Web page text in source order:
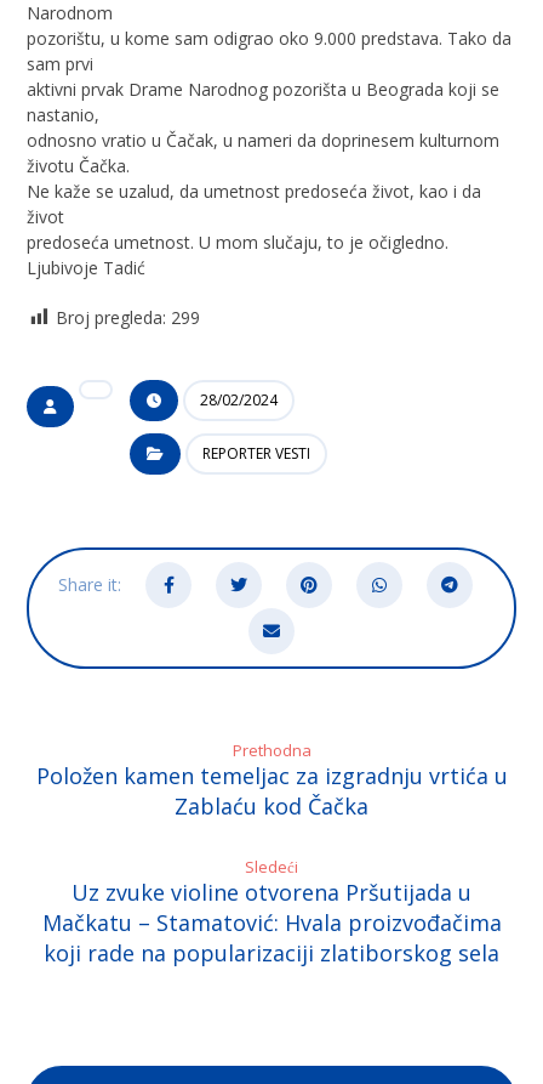
Narodnom
pozorištu, u kome sam odigrao oko 9.000 predstava. Tako da
sam prvi
aktivni prvak Drame Narodnog pozorišta u Beograda koji se
nastanio,
odnosno vratio u Čačak, u nameri da doprinesem kulturnom
životu Čačka.
Ne kaže se uzalud, da umetnost predoseća život, kao i da
život
predoseća umetnost. U mom slučaju, to je očigledno.
Ljubivoje Tadić
Broj pregleda: 299
28/02/2024
REPORTER VESTI
Prethodna
Položen kamen temeljac za izgradnju vrtića u
Zablaću kod Čačka
Sledeći
Uz zvuke violine otvorena Pršutijada u
Mačkatu – Stamatović: Hvala proizvođačima
koji rade na popularizaciji zlatiborskog sela